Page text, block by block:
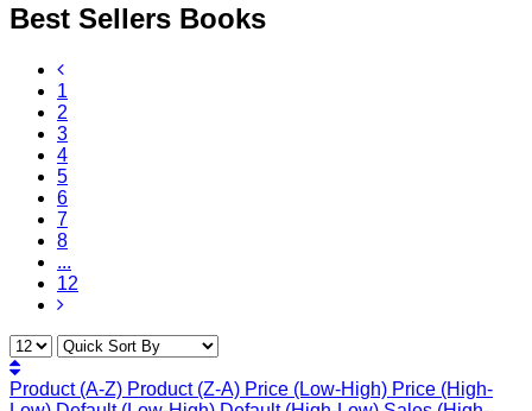
Best Sellers Books
1
2
3
4
5
6
7
8
...
12
Product (A-Z) Product (Z-A) Price (Low-High) Price (High-